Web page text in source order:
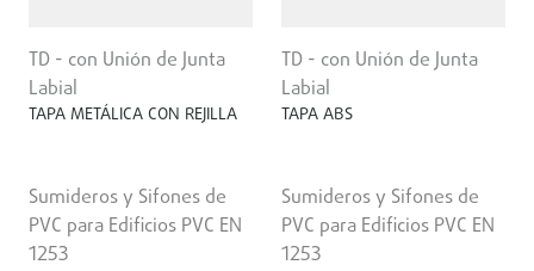
TD - con Unión de Junta
Labial
TAPA METÁLICA CON REJILLA
Sumideros y Sifones de
PVC para Edificios PVC EN
1253
TD - con Unión de Junta
Labial
TAPA ABS
Sumideros y Sifones de
PVC para Edificios PVC EN
1253